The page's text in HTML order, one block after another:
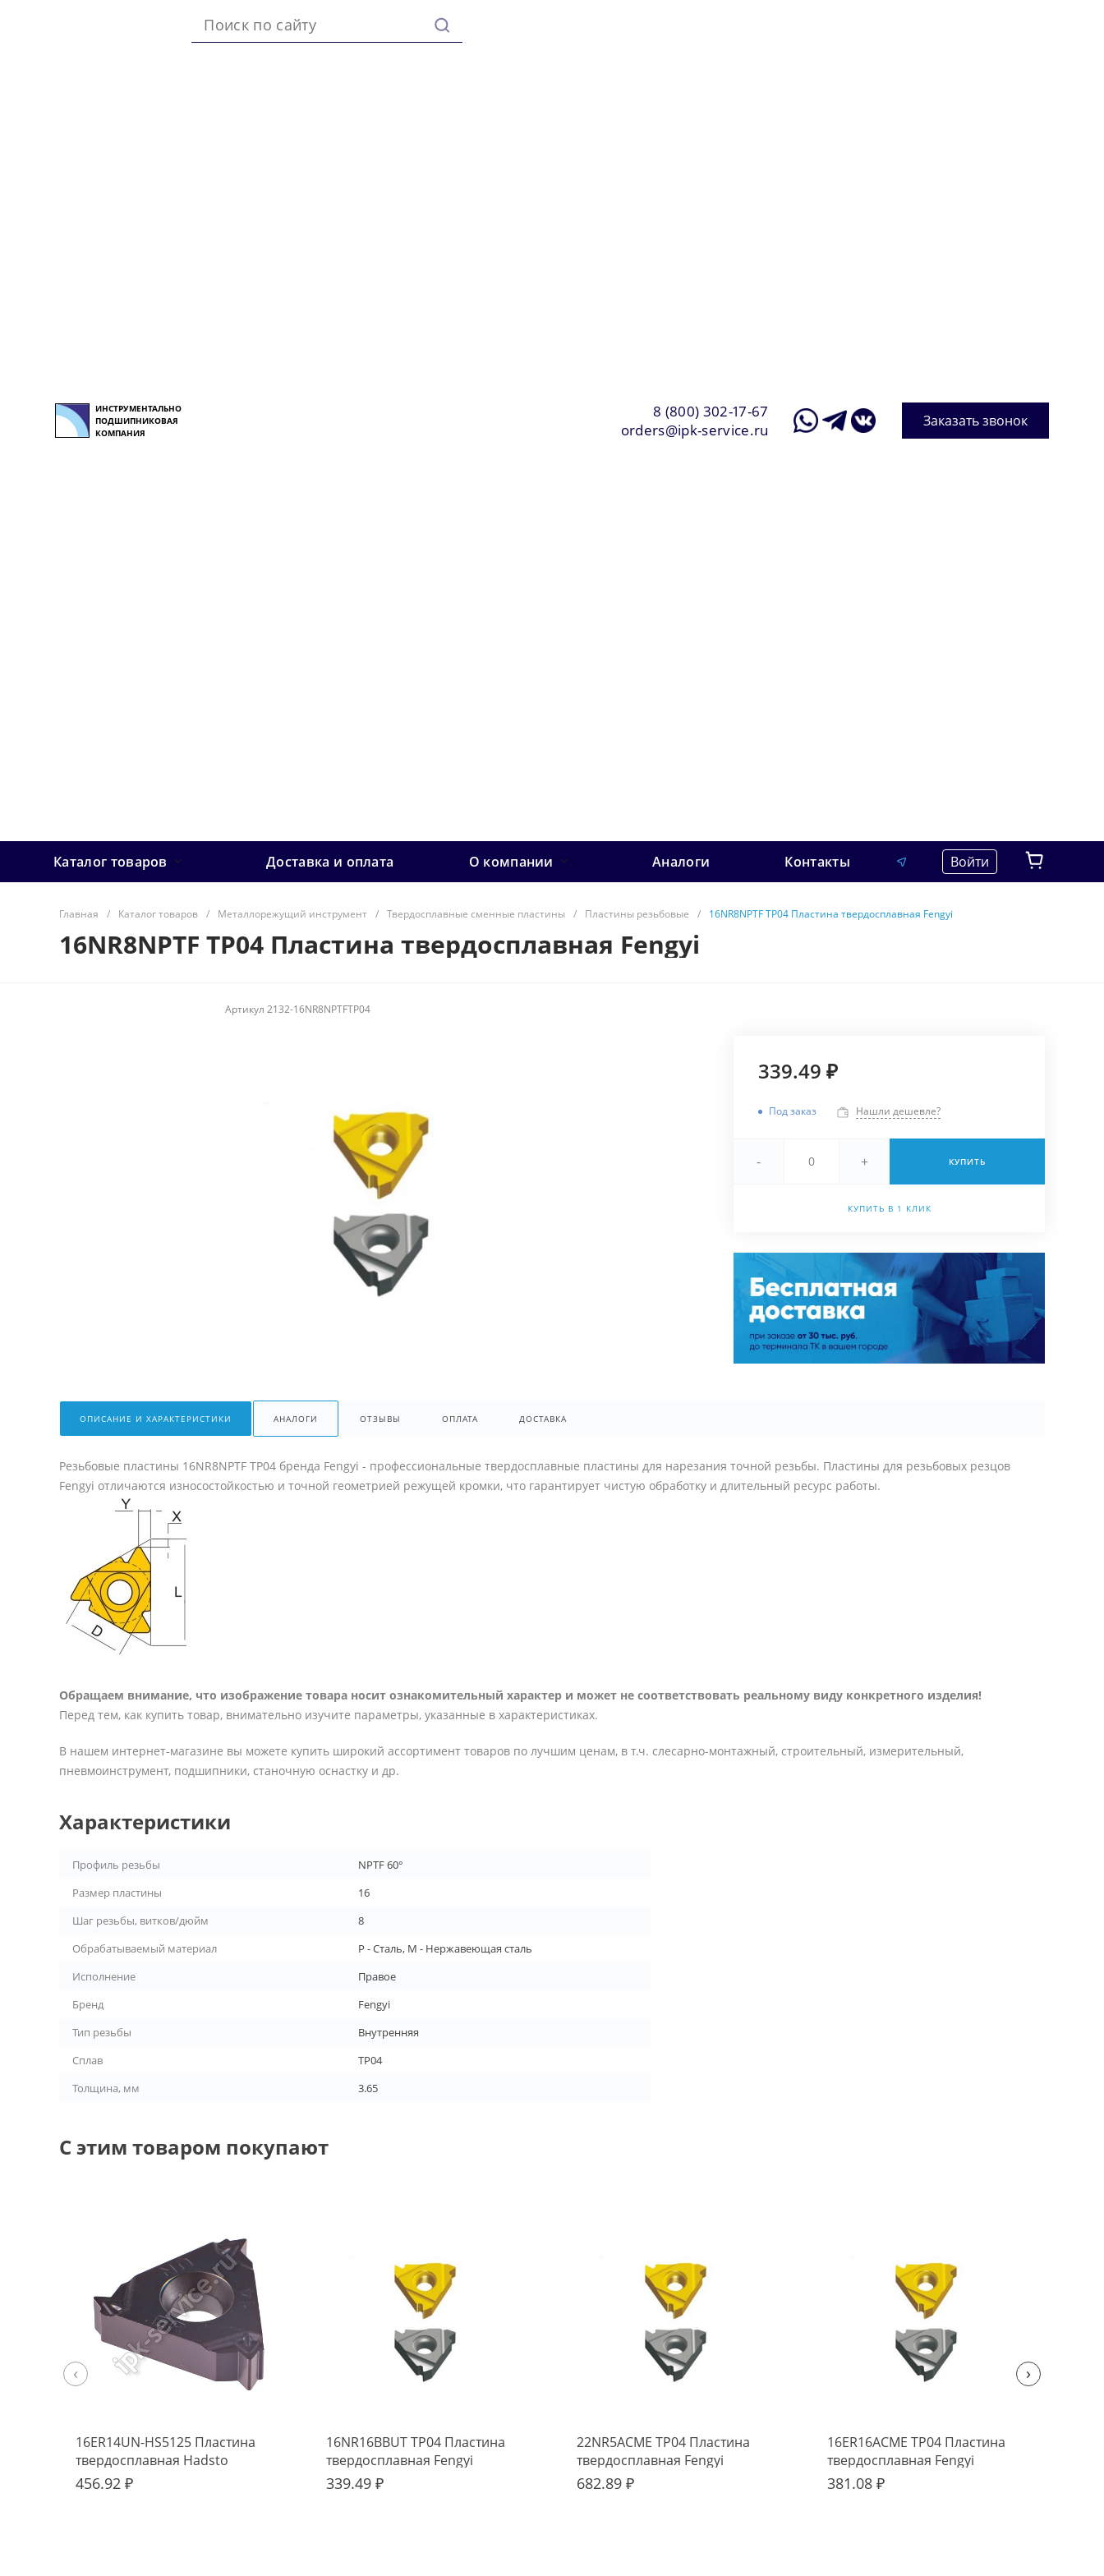
ИНСТРУМЕНТАЛЬНО
ПОДШИПНИКОВАЯ
КОМПАНИЯ
8 (800) 302-17-67
orders@ipk-service.ru
Заказать звонок
Каталог товаров Доставка и оплата О компании Аналоги Контакты Войти
Главная / Каталог товаров / Металлорежущий инструмент / Твердосплавные сменные пластины / Пластины резьбовые / 16NR8NPTF TP04 Пластина твердосплавная Fengyi
16NR8NPTF TP04 Пластина твердосплавная Fengyi
Артикул 2132-16NR8NPTFTP04
339.49 ₽
Под заказ Нашли дешевле?
- + КУПИТЬ
КУПИТЬ В 1 КЛИК
ОПИСАНИЕ И ХАРАКТЕРИСТИКИ АНАЛОГИ ОТЗЫВЫ ОПЛАТА ДОСТАВКА
Резьбовые пластины 16NR8NPTF TP04 бренда Fengyi - профессиональные твердосплавные пластины для нарезания точной резьбы. Пластины для резьбовых резцов
Fengyi отличаются износостойкостью и точной геометрией режущей кромки, что гарантирует чистую обработку и длительный ресурс работы.
Обращаем внимание, что изображение товара носит ознакомительный характер и может не соответствовать реальному виду конкретного изделия!
Перед тем, как купить товар, внимательно изучите параметры, указанные в характеристиках.
В нашем интернет-магазине вы можете купить широкий ассортимент товаров по лучшим ценам, в т.ч. слесарно-монтажный, строительный, измерительный,
пневмоинструмент, подшипники, станочную оснастку и др.
Характеристики
Профиль резьбы
NPTF 60°
Размер пластины
16
Шаг резьбы, витков/дюйм
8
Обрабатываемый материал
P - Сталь, M - Нержавеющая сталь
Исполнение
Правое
Бренд
Fengyi
Тип резьбы
Внутренняя
Сплав
TP04
Толщина, мм
3.65
С этим товаром покупают
16ER14UN-HS5125 Пластина
твердосплавная Hadsto
456.92 ₽
16NR16BBUT TP04 Пластина
твердосплавная Fengyi
339.49 ₽
22NR5ACME TP04 Пластина
твердосплавная Fengyi
682.89 ₽
16ER16ACME TP04 Пластина
твердосплавная Fengyi
381.08 ₽
‹ ›